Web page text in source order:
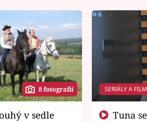
8 fotografií SERIÁLY A